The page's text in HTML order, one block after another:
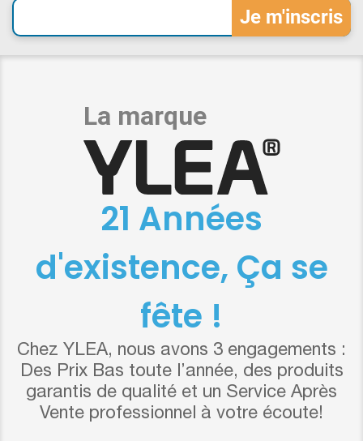
21 Années
d'existence, Ça se
fête !
Chez YLEA, nous avons 3 engagements :
Des Prix Bas toute l’année, des produits
garantis de qualité et un Service Après
Vente professionnel à votre écoute!